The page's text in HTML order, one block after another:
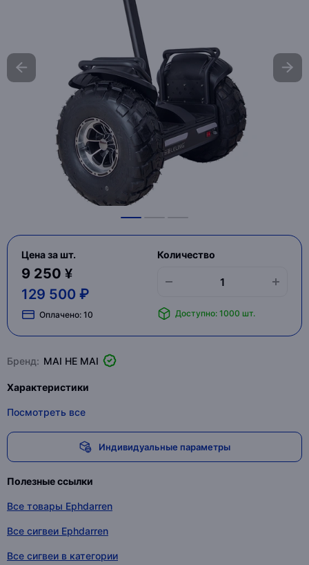
Цена за шт.
9 250 ¥
129 500 ₽
Оплачено: 10
Количество
Доступно: 1000 шт.
Бренд: MAI HE MAI
Характеристики
Посмотреть все
Индивидуальные параметры
Полезные ссылки
Все товары Ephdarren
Все сигвеи Ephdarren
Все сигвеи в категории